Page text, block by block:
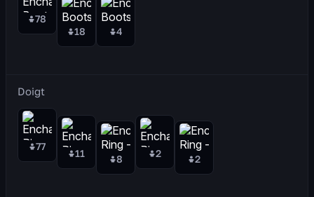
78
18
4
Doigt
77
11 8 2 2